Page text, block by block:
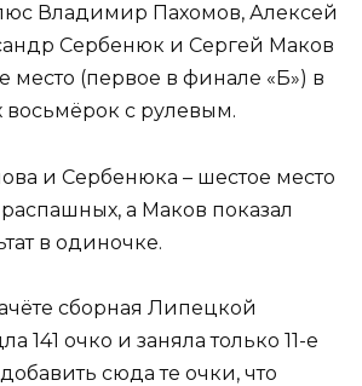
Владимир Пахомов, Алексей
Сербенюк и Сергей Маков
место (первое в финале «Б») в
восьмёрок с рулевым.
и Сербенюка – шестое место
а Маков показал
в одиночке.
сборная Липецкой
141 очко и заняла только 11-е
сюда те очки, что